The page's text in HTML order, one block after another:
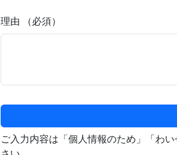
理由 （必須）
ご入力内容は「個人情報のため」「わ